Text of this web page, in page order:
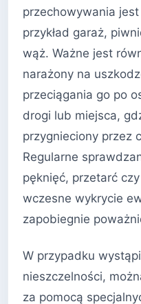
przechowywania
przykład garaż,
wąż. Ważne jest
narażony na
przeciągania go po
drogi lub miejsca,
przygnieciony przez
Regularne
pęknięć, przetarć
wczesne wykrycie
zapobiegnie
W przypadku
nieszczelności,
za pomocą